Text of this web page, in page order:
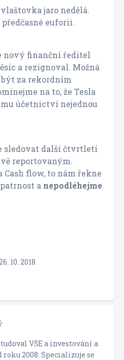
jaro nedělá.
euforii.
nový finanční ředitel
a rezignoval. Možná
za rekordním
na to, že Tesla
účetnictví nejednou
sledovat další čtvrtletí
reportovaným.
Cash flow, to nám řekne
a nepodléhejme
10. 2018
VŠE a investování a
2008. Specializuje se